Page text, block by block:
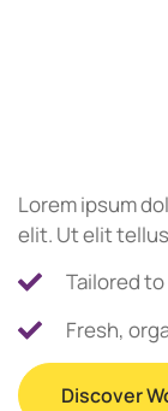
Lorem ipsum
elit. Ut elit
Tailored
Fresh,
Discover